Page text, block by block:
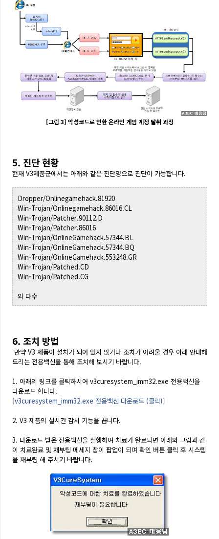
[그림 3] 악성코드로 인한 온라인 게임 계정 탈취 과정
5. 진단 현황
현재 V3제품군에서는 아래와 같은 진단명으로 진단이 가능합니다.
Dropper/Onlinegamehack.81920
Win-Trojan/Onlinegamehack.86016.CL
Win-Trojan/Patcher.90112.D
Win-Trojan/Patcher.86016
Win-Trojan/OnlineGamehack.57344.BL
Win-Trojan/OnlineGamehack.57344.BQ
Win-Trojan/OnlineGamehack.553248.GR
Win-Trojan/Patched.CD
Win-Trojan/Patched.CG
외 다수
6. 조치 방법
만약 V3 제품이 설치가 되어 있지 않거나 조치가 어려울 경우 아래 안내해
드리는 전용백신을 통해 조치해 보시기 바랍니다.
1. 아래의 링크를 클릭하시어 v3curesystem_imm32.exe 전용백신을
다운로드 합니다.
[v3curesystem_imm32.exe 전용백신 다운로드 (클릭)]
2. V3 제품의 실시간 감시 기능을 끕니다.
3. 다운로드 받은 전용백신을 실행하여 치료가 완료되면 아래와 그림과 같
이 치료완료 및 재부팅 메세지 창이 팝업이 되며 확인 버튼 클릭 후 시스템
을 재부팅 해 주시기 바랍니다.